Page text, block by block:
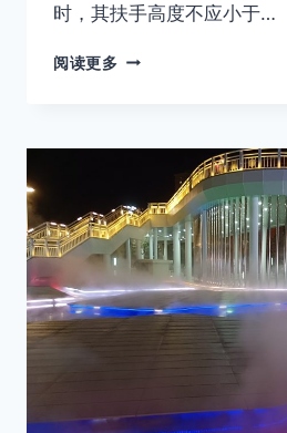
时，其扶手高度不应小于…
阅读更多 栏
的
要
求